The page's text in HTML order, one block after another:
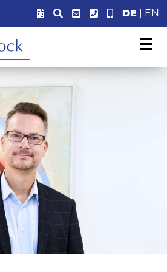
DE| EN